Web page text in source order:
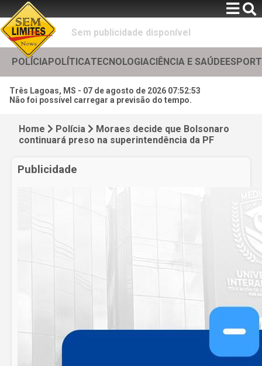
Sem publicidade disponível
POLÍCIAPOLÍTICATECNOLOGIACIÊNCIA E SAÚDE
Três Lagoas, MS - 07 de agosto de 2026 07:52:55
Não foi possível carregar a previsão do tempo.
Home Polícia
Moraes decide que Bolsonaro
continuará preso na superintendência da PF
Publicidade